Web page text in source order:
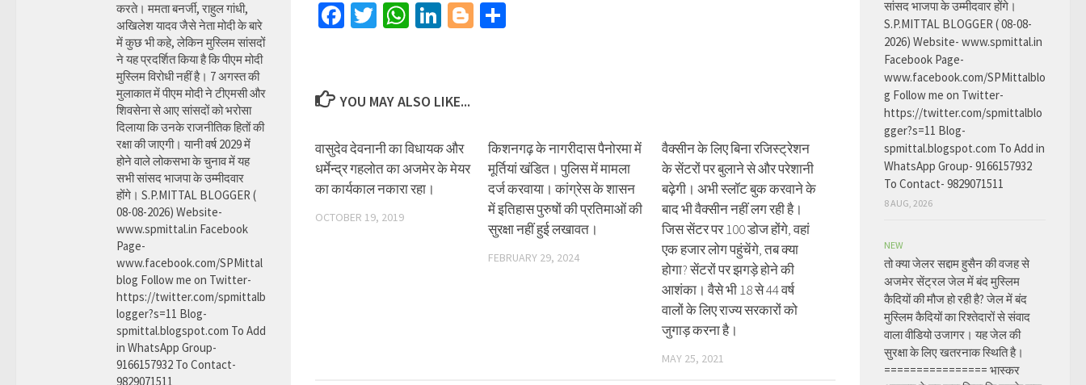
Facebook
TwitterWhatsApp
LinkedIn
Blogger
YOU MAY ALSO LIKE...
वासुदेव देवनानी का विधायक और
धर्मेन्द्र गहलोत का अजमेर के मेयर
का कार्यकाल नकारा रहा।
OCTOBER 19, 2019
किशनगढ़ के नागरीदास पैनोरमा में
मूर्तियां खंडित। पुलिस में मामला
दर्ज करवाया। कांग्रेस के शासन
में इतिहास पुरुषों की प्रतिमाओं की
सुरक्षा नहीं हुई लखावत।
FEBRUARY 29, 2024
वैक्सीन के लिए बिना रजिस्ट्रेशन
के सेंटरों पर बुलाने से और परेशानी
बढ़ेगी। अभी स्लॉट बुक करवाने के
बाद भी वैक्सीन नहीं लग रही है।
जिस सेंटर पर 100 डोज होंगे, वहां
एक हजार लोग पहुंचेंगे, तब क्या
होगा? सेंटरों पर झगड़े होने की
आशंका। वैसे भी 18 से 44 वर्ष
वालों के लिए राज्य सरकारों को
जुगाड़ करना है।
MAY 25, 2021
करते। ममता बनर्जी, राहुल गांधी,
अखिलेश यादव जैसे नेता मोदी के बारे
में कुछ भी कहे, लेकिन मुस्लिम सांसदों
ने यह प्रदर्शित किया है कि पीएम मोदी
मुस्लिम विरोधी नहीं है। 7 अगस्त की
मुलाकात में पीएम मोदी ने टीएमसी और
शिवसेना से आए सांसदों को भरोसा
दिलाया कि उनके राजनीतिक हितों की
रक्षा की जाएगी। यानी वर्ष 2029 में
होने वाले लोकसभा के चुनाव में यह
सभी सांसद भाजपा के उम्मीदवार
होंगे। S.P.MITTAL BLOGGER (
08-08-2026) Website-
www.spmittal.in Facebook
Page-
www.facebook.com/SPMittal
blog Follow me on Twitter-
https://twitter.com/spmittalb
logger?s=11 Blog-
spmittal.blogspot.com To Add
in WhatsApp Group-
9166157932 To Contact-
9829071511
सांसद भाजपा के उम्मीदवार होंगे।
S.P.MITTAL BLOGGER ( 08-08-
2026) Website- www.spmittal.in
Facebook Page-
www.facebook.com/SPMittalblo
g Follow me on Twitter-
https://twitter.com/spmittalblo
gger?s=11 Blog-
spmittal.blogspot.com To Add in
WhatsApp Group- 9166157932
To Contact- 9829071511
8 AUG, 2026
NEW
तो क्या जेलर सद्दाम हुसैन की वजह से
अजमेर सेंट्रल जेल में बंद मुस्लिम
कैदियों की मौज हो रही है? जेल में बंद
मुस्लिम कैदियों का रिश्तेदारों से संवाद
वाला वीडियो उजागर। यह जेल की
सुरक्षा के लिए खतरनाक स्थिति है।
================ भास्कर